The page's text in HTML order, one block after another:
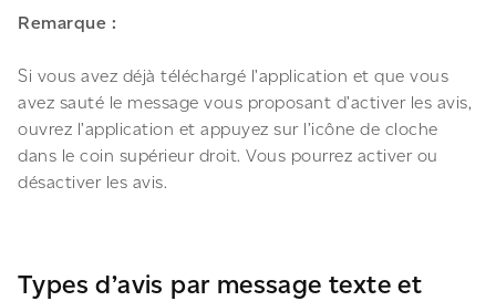
Remarque :
Si vous avez déjà téléchargé l’application et que vous
avez sauté le message vous proposant d’activer les avis,
ouvrez l’application et appuyez sur l’icône de cloche
dans le coin supérieur droit. Vous pourrez activer ou
désactiver les avis.
Types d’avis par message texte et